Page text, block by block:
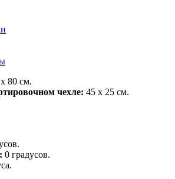
80 см.
чехле: 45 х 25 см.
0 градусов.